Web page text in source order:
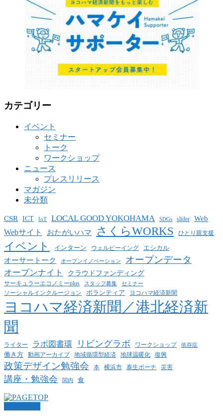
カテゴリー
イベント
セミナー
トーク
ワークショップ
ニュース
プレスリリース
マガジン
未分類
CSR ICT IoT LOCAL GOOD YOKOHAMA SDGs slider Web
Webサイト おたがいハマ さくらWORKS ひとり親支援
イベント インターン ウェルビーイング エシカル
オーサートーク オープンイノベーション オープンデータ
オープンナイト クラウドファンディング
サーキュラーエコノミーplus スタッフ募集 セミナー
ソーシャルインクルージョン ボランティア ヨコハマ経済新聞
ヨコハマ経済新聞／港北経済新
聞
ライター ラボ図書環 リビングラボ ワークショップ 依存症
働き方 動画アーカイブ 地域循環型経済 地球温暖化 復興
政策デザイン勉強会 本 横浜市 泰生ポーチ 災害
講座・勉強会 関内 食